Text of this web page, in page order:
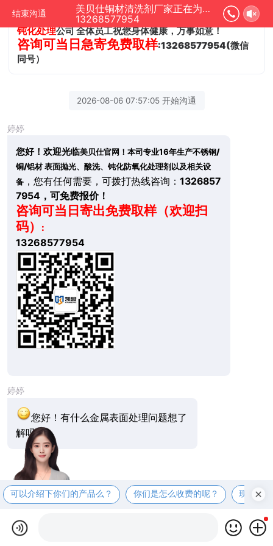
结束沟通
美贝仕铜材清洗剂厂家正在为您服务
13268577954
防氧化等表面处理专业企业 ，您有任何需要，可拨打热线咨询
0769-87633321，美贝仕不锈钢 铜 铝表面抛光酸洗
钝化处理公司 全体员工祝您身体健康，万事如意！
咨询可当日急寄免费取样:13268577954(微信
同号）
2026-08-06 07:57:05 开始沟通
婷婷
您好！欢迎光临美贝仕官网！本司专业16年生产不锈钢/
铜/铝材 表面抛光、酸洗、钝化防氧化处理剂以及相关设
备，您有任何需要，可拨打热线咨询： 1326857
7954，可免费报价！
咨询可当日寄出免费取样（欢迎扫
码）
:
13268577954
婷婷
您好！有什么金属表面处理问题想了
解吗？
可以介绍下你们的产品么？ 你们是怎么收费的呢？ 现在有